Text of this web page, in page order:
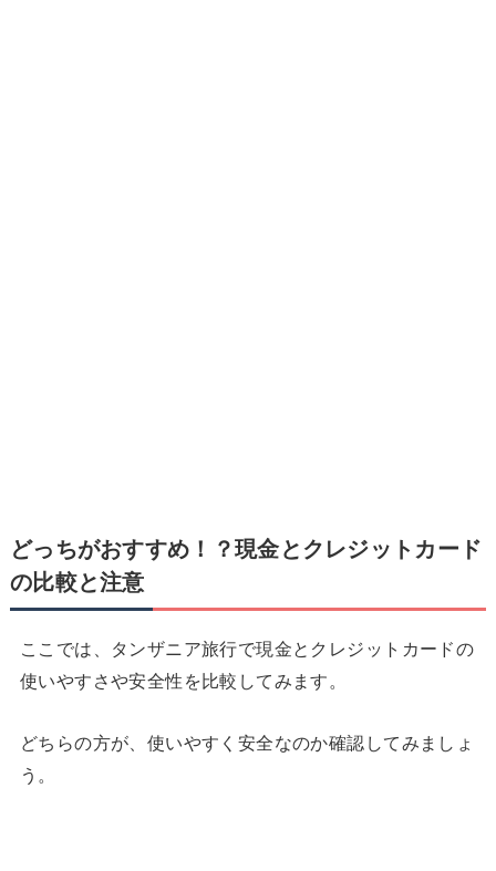
どっちがおすすめ！？現金とクレジットカード
の比較と注意
ここでは、タンザニア旅行で現金とクレジットカードの
使いやすさや安全性を比較してみます。
どちらの方が、使いやすく安全なのか確認してみましょ
う。